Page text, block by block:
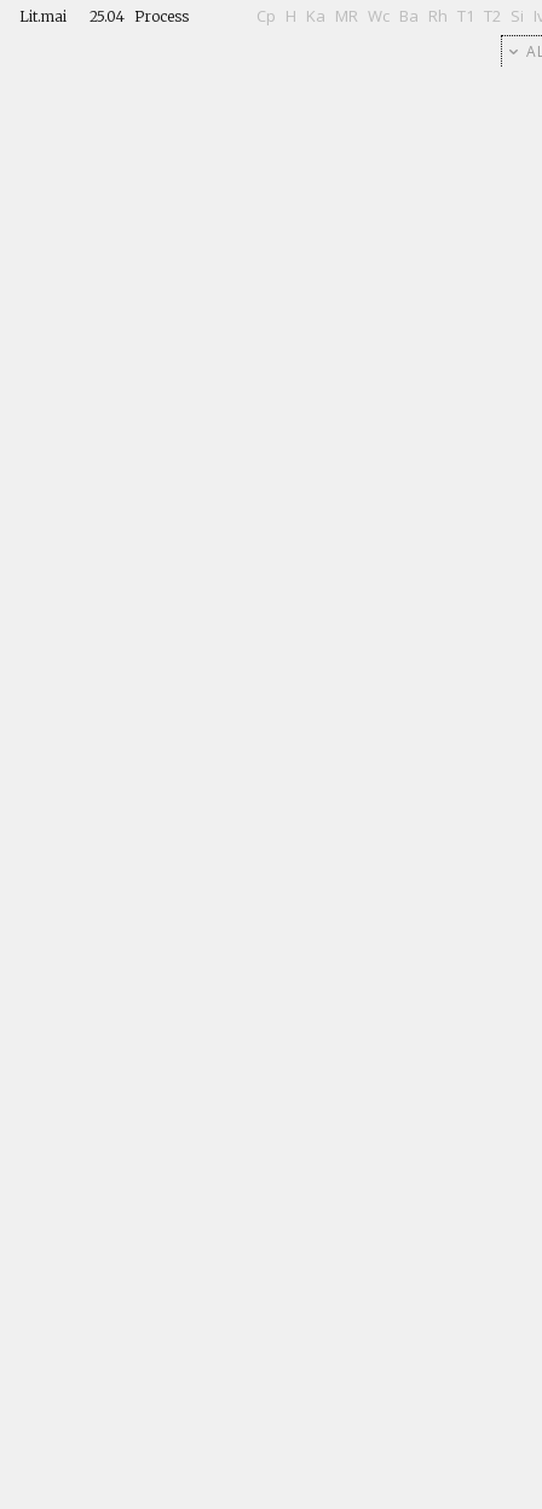
Lit.mai 25.04 Process Cp H Ka MR Wc Ba Rh T1 T2 Si